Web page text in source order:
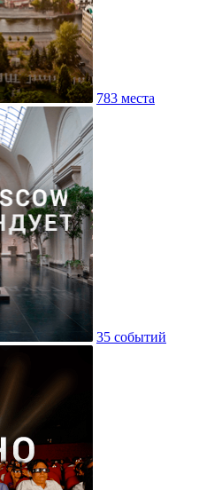
783 места
35 событий